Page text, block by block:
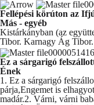
Fellépési körúton az
Más - egyéb
Kistárkányban (az
Tibor. Karnagy Ág Tibor.
Ez a sárgarigó
Ének
1. Ez a sárgarigó
párja,Engemet is
madár.2. Várni, várni